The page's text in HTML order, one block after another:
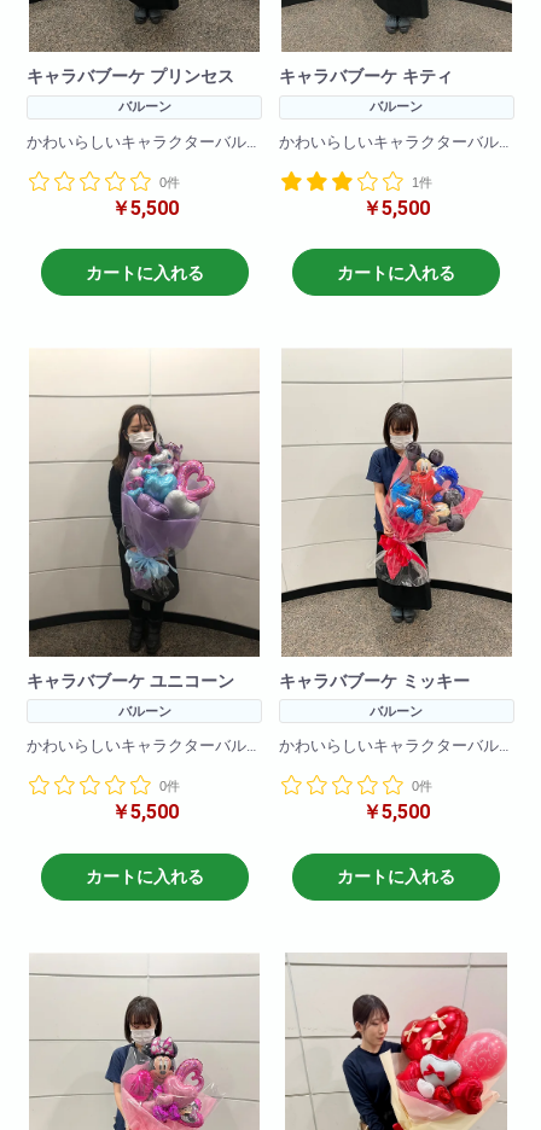
キャラバブーケ プリンセス
バルーン
かわいらしいキャラクターバル
バルーンのみで作成しているの
で枯れる心配をすることなく
※在庫状況によりバルーンは異な
る場合がございます
0件
￥5,500
カートに入れる
キャラバブーケ キティ
バルーン
かわいらしいキャラクターバル
バルーンのみで作成しているの
で枯れる心配をすることなく
1件
￥5,500
カートに入れる
キャラバブーケ ユニコーン
バルーン
かわいらしいキャラクターバル
バルーンのみで作成しているの
で枯れる心配をすることなく
※在庫状況によりバルーンは異な
る場合がございます
0件
￥5,500
カートに入れる
キャラバブーケ ミッキー
バルーン
かわいらしいキャラクターバル
バルーンのみで作成しているの
で枯れる心配をすることなく
0件
￥5,500
カートに入れる